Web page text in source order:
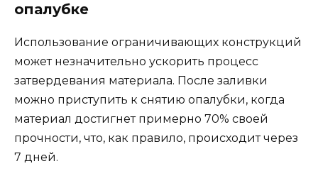
опалубке
Использование ограничивающих конструкций
может незначительно ускорить процесс
затвердевания материала. После заливки
можно приступить к снятию опалубки, когда
материал достигнет примерно 70% своей
прочности, что, как правило, происходит через
7 дней.